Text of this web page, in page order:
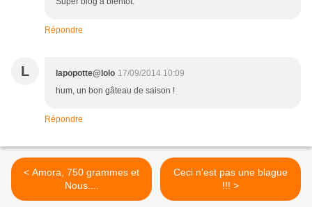
Répondre
L lapopotte@lolo 17/09/2014 10:09
hum, un bon gâteau de saison !
Répondre
< Amora, 750 grammes et
Nous....
Ceci n'est pas une blague
!!! >